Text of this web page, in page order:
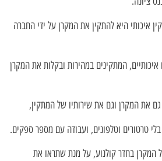
איכותי היא להתקין את המקרן על ידי החברה
המתקינים במהירות ובקלות את המקרן
את המקרן וגם את שירותיו של המתקין,
טרטורים וטלפונים, ועבודה עם מספר ספקים.
המקרן בחדר קולנוע, על מנת שתראו את